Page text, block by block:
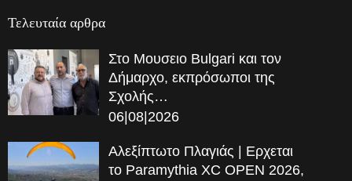
Τελευταία αρθρα
Στο Μουσειο Bulgari και τον
Δήμαρχο, εκπρόσωποι της
Σχολής…
06|08|2026
Αλεξίπτωτο Πλαγιάς | Ερχεται
το Paramythia XC OPEN 2026,